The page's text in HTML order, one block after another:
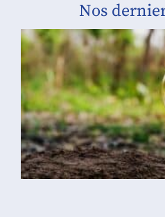
Nos